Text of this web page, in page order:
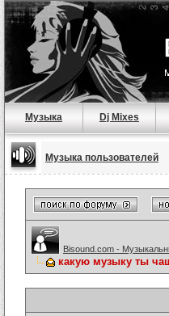
Музыка Dj Mixes
Музыка пользователей
Bisound.com -
какую музыку ты